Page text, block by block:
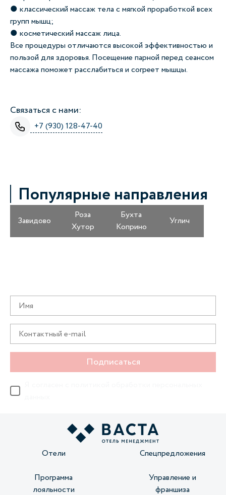
● классический массаж тела с мягкой проработкой всех
групп мышц;
● косметический массаж лица.
Все процедуры отличаются высокой эффективностью и
пользой для здоровья. Посещение парной перед сеансом
массажа поможет расслабиться и согреет мышцы.
Связаться с нами:
+7 (930) 128-47-40
Популярные направления
Завидово
Роза
Хутор
Бухта
Коприно
Углич
Подписаться
Отели Спецпредложения
Программа
лояльности
Управление и
франшиза